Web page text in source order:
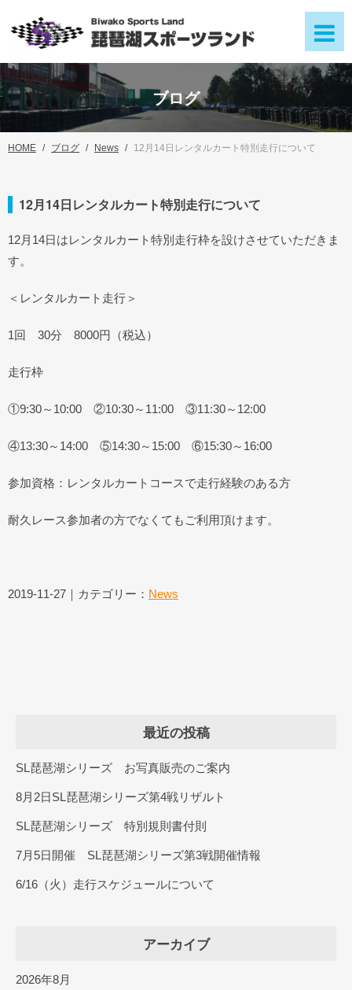
ブログ
HOME ブログ News 12月14日レンタルカート特別走行について
12月14日レンタルカート特別走行について
12月14日はレンタルカート特別走行枠を設けさせていただきま
す。
＜レンタルカート走行＞
1回 30分 8000円（税込）
走行枠
①9:30～10:00 ②10:30～11:00 ③11:30～12:00
④13:30～14:00 ⑤14:30～15:00 ⑥15:30～16:00
参加資格：レンタルカートコースで走行経験のある方
耐久レース参加者の方でなくてもご利用頂けます。
2019-11-27｜カテゴリー： News
最近の投稿
SL琵琶湖シリーズ お写真販売のご案内
8月2日SL琵琶湖シリーズ第4戦リザルト
SL琵琶湖シリーズ 特別規則書付則
7月5日開催 SL琵琶湖シリーズ第3戦開催情報
6/16（火）走行スケジュールについて
アーカイブ
2026年8月